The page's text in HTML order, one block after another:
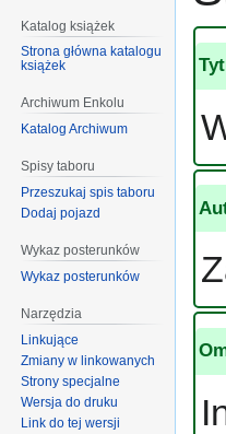
Katalog książek
Strona główna katalogu
książek
Archiwum Enkolu
Katalog Archiwum
Spisy taboru
Przeszukaj spis taboru
Dodaj pojazd
Wykaz posterunków
Wykaz posterunków
Narzędzia
Linkujące
Zmiany w linkowanych
Strony specjalne
Wersja do druku
Link do tej wersji